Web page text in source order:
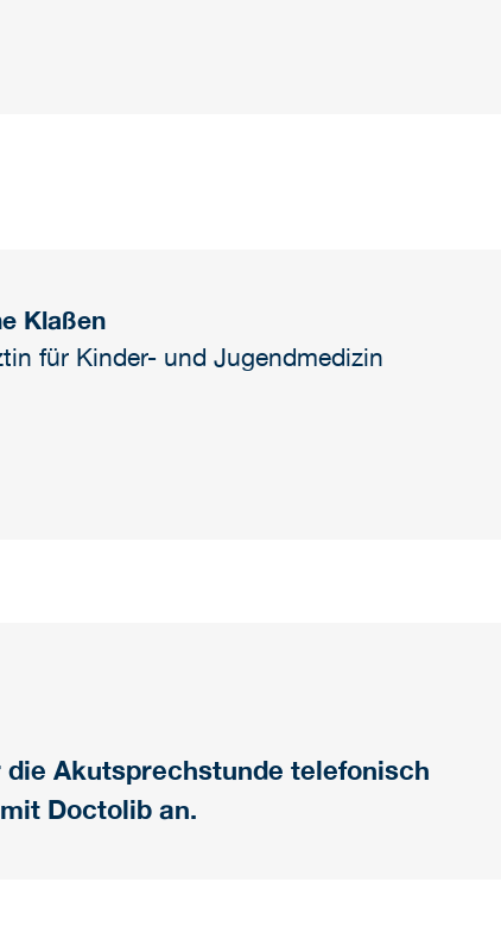
Klaßen
für Kinder- und Jugendmedizin
Akutsprechstunde telefonisch
Doctolib an.